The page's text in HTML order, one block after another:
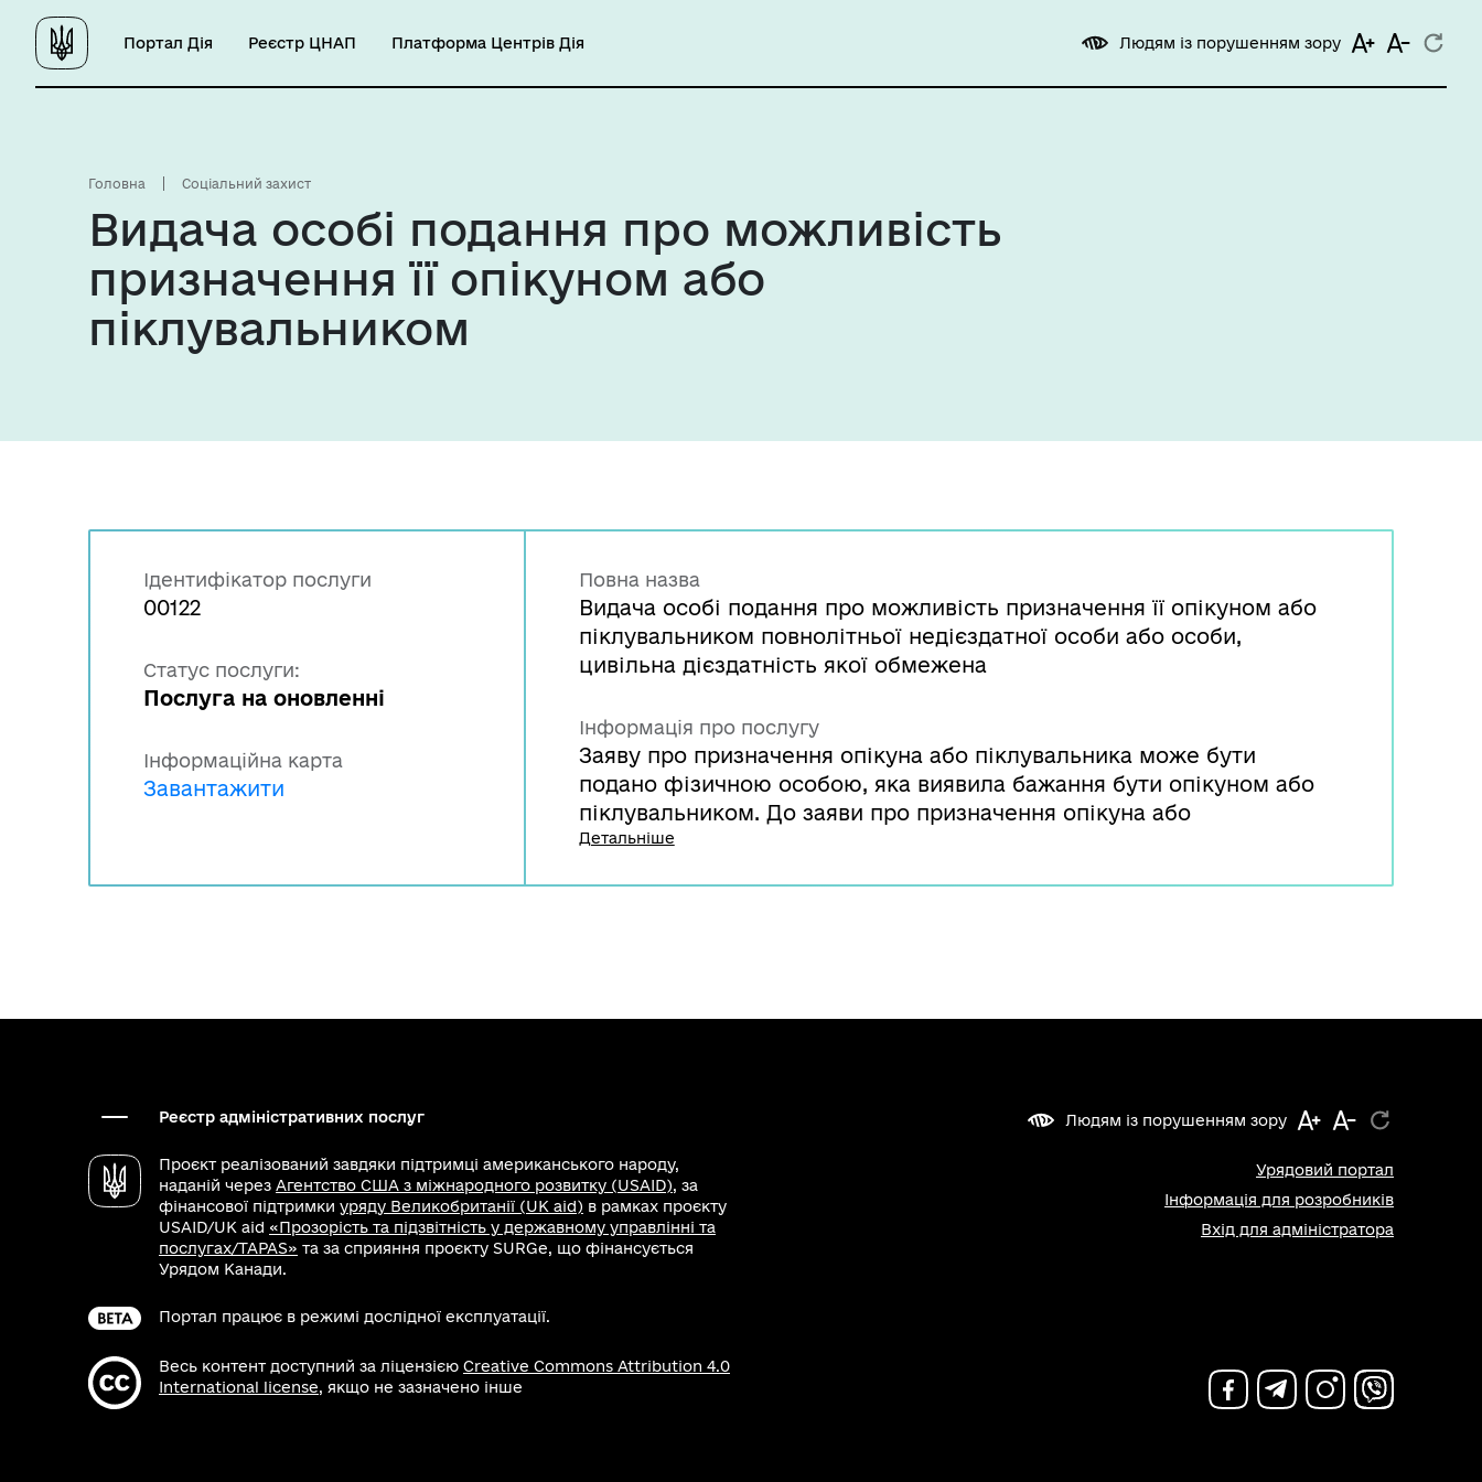
Портал Дія Реєстр ЦНАП Платформа Центрів Дія Людям із порушенням зору
Головна Соціальний захист
Видача особі подання про можливість
призначення її опікуном або
піклувальником
Ідентифікатор послуги
00122
Статус послуги:
Послуга на оновленні
Інформаційна карта
Завантажити
Повна назва
Видача особі подання про можливість призначення її опікуном або
піклувальником повнолітньої недієздатної особи або особи,
цивільна дієздатність якої обмежена
Інформація про послугу
Заяву про призначення опікуна або піклувальника може бути
подано фізичною особою, яка виявила бажання бути опікуном або
піклувальником. До заяви про призначення опікуна або
піклувальника додається подання органу опіки та піклування про
Детальніше
Реєстр адміністративних послуг
Проєкт реалізований завдяки підтримці американського народу,
наданій через Агентство США з міжнародного розвитку (USAID), за
фінансової підтримки уряду Великобританії (UK aid) в рамках проєкту
USAID/UK aid «Прозорість та підзвітність у державному управлінні та
послугах/TAPAS» та за сприяння проєкту SURGe, що фінансується
Урядом Канади.
Портал працює в режимі дослідної експлуатації.
Весь контент доступний за ліцензією Creative Commons Attribution 4.0
International license, якщо не зазначено інше
Людям із порушенням зору
Урядовий портал
Інформація для розробників
Вхід для адміністратора